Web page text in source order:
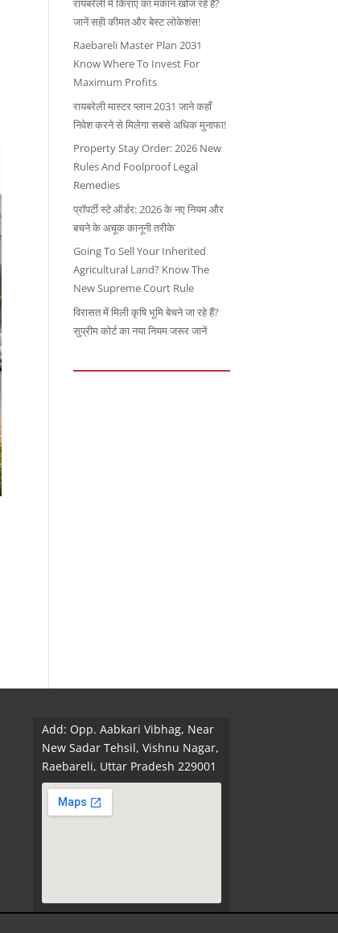
जानें सही कीमत और बेस्ट लोकेशंस!
Raebareli Master Plan 2031
Know Where To Invest For
Maximum Profits
रायबरेली मास्टर प्लान 2031 जाने कहाँ
निवेश करने से मिलेगा सबसे अधिक मुनाफा!
Property Stay Order: 2026 New
Rules And Foolproof Legal
Remedies
प्रॉपर्टी स्टे ऑर्डर: 2026 के नए नियम और
बचने के अचूक कानूनी तरीके
Going To Sell Your Inherited
Agricultural Land? Know The
New Supreme Court Rule
विरासत में मिली कृषि भूमि बेचने जा रहे हैं?
सुप्रीम कोर्ट का नया नियम जरूर जानें
Add: Opp. Aabkari Vibhag, Near
New Sadar Tehsil, Vishnu Nagar,
Raebareli, Uttar Pradesh 229001